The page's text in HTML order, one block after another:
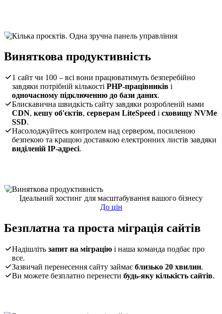
Виняткова продуктивність
1 сайт чи 100 – всі вони працюватимуть безперебійно
завдяки потрібній кількості PHP-працівників і
одночасному підключенню до бази даних.
Блискавична швидкість сайту завдяки розробленій нами
CDN, кешу об'єктів, серверам LiteSpeed і сховищу NVMe
SSD.
Насолоджуйтесь контролем над сервером, посиленою
безпекою та кращою доставкою електронних листів завдяки
виділеній IP-адресі.
Ідеальний хостинг для масштабування вашого бізнесу
До цін
Безплатна та проста міграція сайтів
Надішліть запит на міграцію і наша команда подбає про
все.
Зазвичай перенесення сайту займає близько 20 хвилин.
Ви можете безплатно перенести будь-яку кількість сайтів.